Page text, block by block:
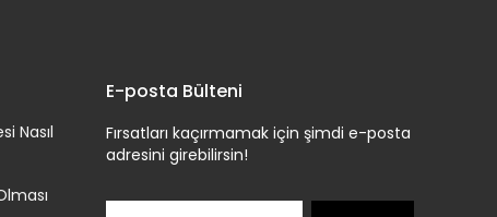
Nasıl
E-posta Bülteni
Fırsatları kaçırmamak için şimdi e-posta
adresini girebilirsin!